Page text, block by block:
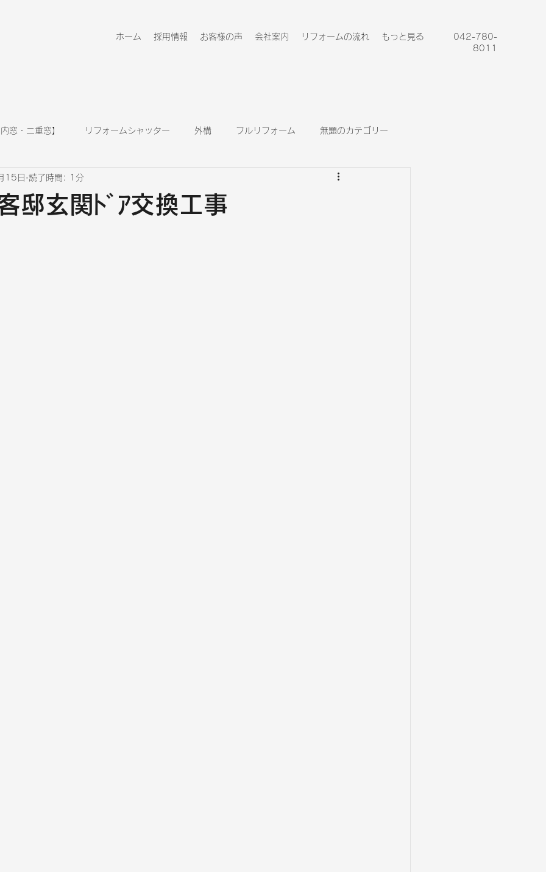
ホーム 採用情報 お客様の声 会社案内 リフォームの流れ もっと見る
042-780-
8011
窓・二重窓】 リフォームシャッター 外構 フルリフォーム 無題のカテゴリー
キッチン 浴室
邸玄関ﾄﾞｱ交換工事
15日 読了時間: 1分